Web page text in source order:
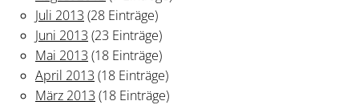
Juli 2013 (28 Einträge)
Juni 2013 (23 Einträge)
Mai 2013 (18 Einträge)
April 2013 (18 Einträge)
März 2013 (18 Einträge)